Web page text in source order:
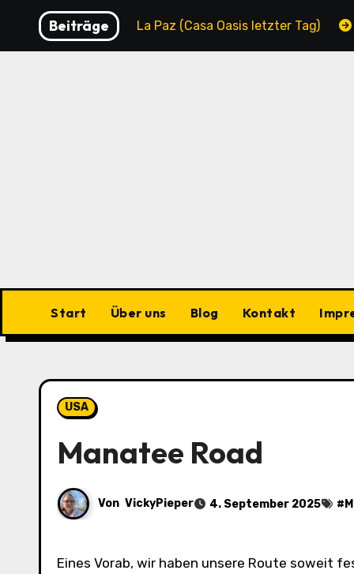
Inhalten
springen
BeiträgeLa Paz (Casa Oasis letzter Tag) La
Start Über uns Blog Kontakt
USA
Manatee Road
Von VickyPieper 4. September 2025 #
Eines Vorab, wir haben unsere Route soweit festgelegt. Wenn nichts dazwischen kommt, tuckern wir die